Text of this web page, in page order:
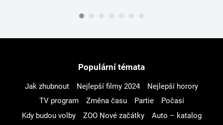
Populární témata
Jak zhubnout Nejlepší filmy 2024
Nejlepší horory
TV program
Změna času Partie
Počasí
Kdy budou volby
ZOO Nové začátky
Auto – katalog